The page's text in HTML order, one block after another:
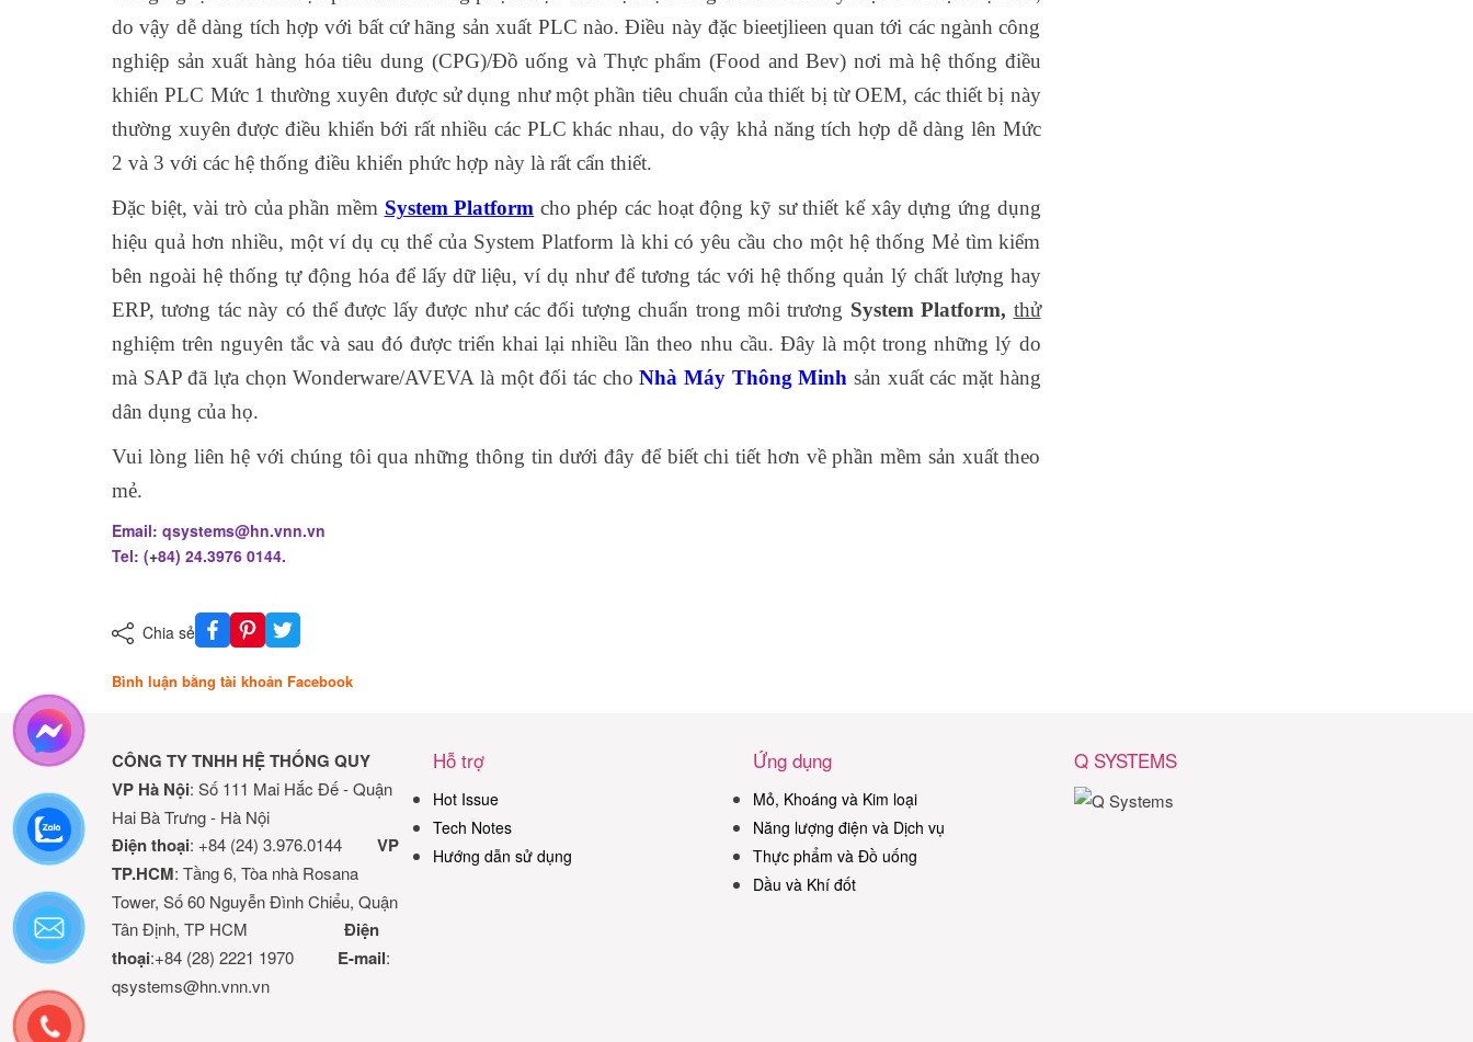
do vậy dễ dàng tích hợp với bất cứ hãng sản xuất PLC nào. Điều này đặc bieetjlieen quan tới các ngành công
nghiệp sản xuất hàng hóa tiêu dung (CPG)/Đồ uống và Thực phẩm (Food and Bev) nơi mà hệ thống điều
khiển PLC Mức 1 thường xuyên được sử dụng như một phần tiêu chuẩn của thiết bị từ OEM, các thiết bị này
thường xuyên được điều khiển bới rất nhiều các PLC khác nhau, do vậy khả năng tích hợp dễ dàng lên Mức
2 và 3 với các hệ thống điều khiển phức hợp này là rất cẩn thiết.
Đặc biệt, vài trò của phần mềm System Platform cho phép các hoạt động kỹ sư thiết kế xây dựng ứng dụng
hiệu quả hơn nhiều, một ví dụ cụ thể của System Platform là khi có yêu cầu cho một hệ thống Mẻ tìm kiểm
bên ngoài hệ thống tự động hóa để lấy dữ liệu, ví dụ như để tương tác với hệ thống quản lý chất lượng hay
ERP, tương tác này có thể được lấy được như các đối tượng chuẩn trong môi trương System Platform, thử
nghiệm trên nguyên tắc và sau đó được triển khai lại nhiều lần theo nhu cầu. Đây là một trong những lý do
mà SAP đã lựa chọn Wonderware/AVEVA là một đối tác choNhà Máy Thông Minh sản xuất các mặt hàng
dân dụng của họ.
Vui lòng liên hệ với chúng tôi qua những thông tin dưới đây để biết chi tiết hơn về phần mềm sản xuất theo
mẻ.
Email: qsystems@hn.vnn.vn
Tel: (+84) 24.3976 0144.
Chia sẻ
Bình luận bằng tài khoản Facebook
CÔNG TY TNHH HỆ THỐNG QUY
VP Hà Nội: Số 111 Mai Hắc Đế - Quận
Hai Bà Trưng - Hà Nội
Điện thoại: +84 (24) 3.976.0144 VP
TP.HCM: Tầng 6, Tòa nhà Rosana
Tower, Số 60 Nguyễn Đình Chiểu, Quận
Tân Định, TP HCM Điện
thoại:+84 (28) 2221 1970 E-mail:
qsystems@hn.vnn.vn
Hỗ trợ
Hot Issue
Tech Notes
Hướng dẫn sử dụng
Ứng dụng
Mỏ, Khoáng và Kim loại
Năng lượng điện và Dịch vụ
Thực phẩm và Đồ uống
Dầu và Khí đốt
Q SYSTEMS